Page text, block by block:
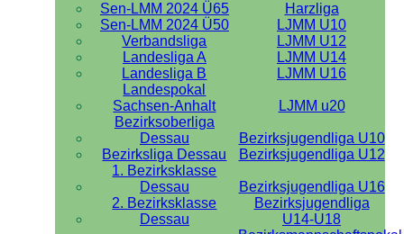
Sen-LMM 2024 Ü65
Harzliga
Sen-LMM 2024 Ü50
LJMM U10
Verbandsliga
LJMM U12
Landesliga A
LJMM U14
Landesliga B
LJMM U16
Landespokal
Sachsen-Anhalt
LJMM u20
Bezirksoberliga
Dessau
Bezirksjugendliga U10
Bezirksliga Dessau
Bezirksjugendliga U12
1. Bezirksklasse
Dessau
Bezirksjugendliga U16
2. Bezirksklasse
Dessau
Bezirksjugendliga
U14-U18